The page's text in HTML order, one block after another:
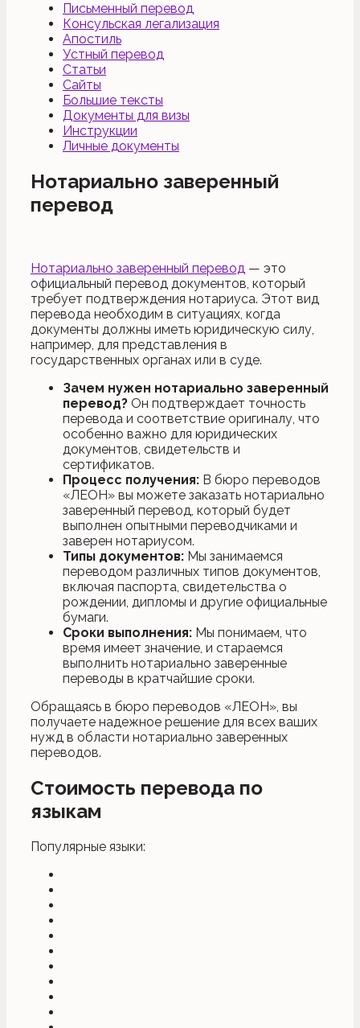
Письменный перевод
Консульская легализация
Апостиль
Устный перевод
Статьи
Сайты
Большие тексты
Документы для визы
Инструкции
Личные документы
Нотариально заверенный
перевод
Нотариально заверенный перевод — это
официальный перевод документов, который
требует подтверждения нотариуса. Этот вид
перевода необходим в ситуациях, когда
документы должны иметь юридическую силу,
например, для представления в
государственных органах или в суде.
Зачем нужен нотариально заверенный
перевод? Он подтверждает точность
перевода и соответствие оригиналу, что
особенно важно для юридических
документов, свидетельств и
сертификатов.
Процесс получения: В бюро переводов
«ЛЕОН» вы можете заказать нотариально
заверенный перевод, который будет
выполнен опытными переводчиками и
заверен нотариусом.
Типы документов: Мы занимаемся
переводом различных типов документов,
включая паспорта, свидетельства о
рождении, дипломы и другие официальные
бумаги.
Сроки выполнения: Мы понимаем, что
время имеет значение, и стараемся
выполнить нотариально заверенные
переводы в кратчайшие сроки.
Обращаясь в бюро переводов «ЛЕОН», вы
получаете надежное решение для всех ваших
нужд в области нотариально заверенных
переводов.
Стоимость перевода по
языкам
Популярные языки: